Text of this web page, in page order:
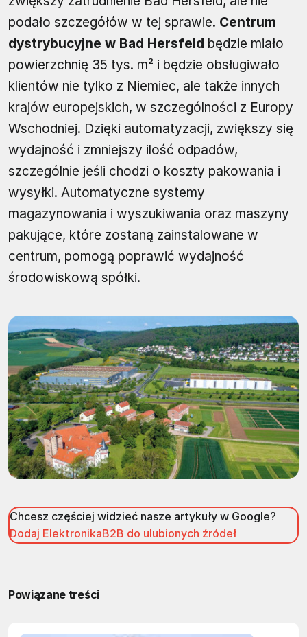
podało szczegółów w tej sprawie. Centrum
dystrybucyjne w Bad Hersfeld będzie miało
powierzchnię 35 tys. m² i będzie obsługiwało
klientów nie tylko z Niemiec, ale także innych
krajów europejskich, w szczególności z Europy
Wschodniej. Dzięki automatyzacji, zwiększy się
wydajność i zmniejszy ilość odpadów,
szczególnie jeśli chodzi o koszty pakowania i
wysyłki. Automatyczne systemy
magazynowania i wyszukiwania oraz maszyny
pakujące, które zostaną zainstalowane w
centrum, pomogą poprawić wydajność
środowiskową spółki.
Chcesz częściej widzieć nasze artykuły w Google?
Dodaj ElektronikaB2B do ulubionych źródeł
Powiązane treści